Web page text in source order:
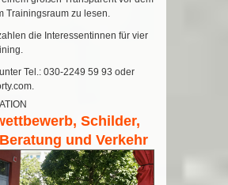
Trainingsraum zu lesen.
die Interessentinnen für vier
Tel.: 030-2249 59 93 oder
Schilder,
und Verkehr